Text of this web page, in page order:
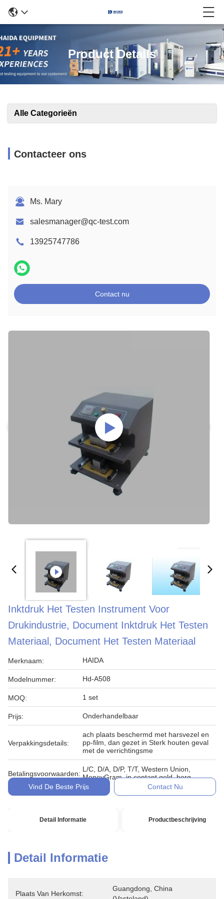
Product Details
Alle Categorieën
Contacteer ons
Ms. Mary
salesmanager@qc-test.com
13925747786
Contact nu
Inktdruk Het Testen Instrument Voor
Drukindustrie, Document Inktdruk Het Testen
Materiaal, Document Het Testen Materiaal
Merknaam: HAIDA
Modelnummer: Hd-A508
MOQ: 1 set
Prijs: Onderhandelbaar
Verpakkingsdetails:
ach plaats beschermd met harsvezel en
pp-film, dan gezet in Sterk houten geval
met de verrichtingsme
Betalingsvoorwaarden:
L/C, D/A, D/P, T/T, Western Union,
MoneyGram, in contant geld, borg
Vind De Beste Prijs
Contact Nu
Detail Informatie Productbeschrijving
Detail Informatie
Plaats Van Herkomst:
Guangdong, China